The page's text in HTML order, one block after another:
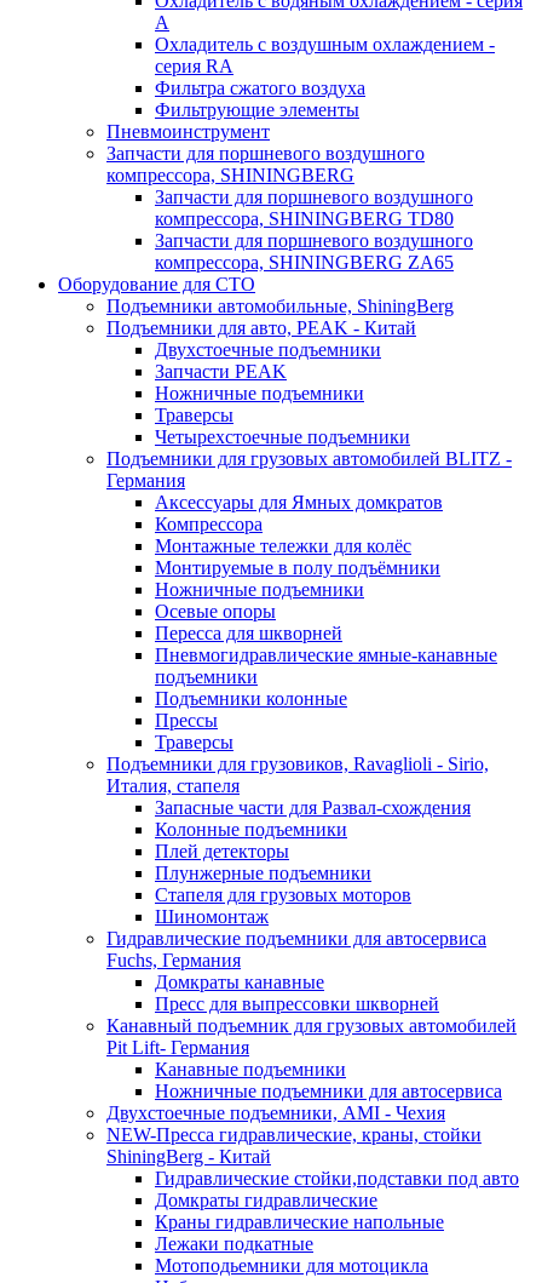
A
Охладитель с воздушным охлаждением -
серия RA
Фильтра сжатого воздуха
Фильтрующие элементы
Пневмоинструмент
Запчасти для поршневого воздушного
компрессора, SHININGBERG
Запчасти для поршневого воздушного
компрессора, SHININGBERG TD80
Запчасти для поршневого воздушного
компрессора, SHININGBERG ZA65
Оборудование для СТО
Подъемники автомобильные, ShiningBerg
Подъемники для авто, PEAK - Китай
Двухстоечные подъемники
Запчасти PEAK
Ножничные подъемники
Траверсы
Четырехстоечные подъемники
Подъемники для грузовых автомобилей BLITZ -
Германия
Аксессуары для Ямных домкратов
Компрессора
Монтажные тележки для колёс
Монтируемые в полу подъёмники
Ножничные подъемники
Осевые опоры
Пересса для шкворней
Пневмогидравлические ямные-канавные
подъемники
Подъемники колонные
Прессы
Траверсы
Подъемники для грузовиков, Ravaglioli - Sirio,
Италия, стапеля
Запасные части для Развал-схождения
Колонные подъемники
Плей детекторы
Плунжерные подъемники
Стапеля для грузовых моторов
Шиномонтаж
Гидравлические подъемники для автосервиса
Fuchs, Германия
Домкраты канавные
Пресс для выпрессовки шкворней
Канавный подъемник для грузовых автомобилей
Pit Lift- Германия
Канавные подъемники
Ножничные подъемники для автосервиса
Двухстоечные подъемники, АМІ - Чехия
NEW-Пресса гидравлические, краны, стойки
ShiningBerg - Китай
Гидравлические стойки,подставки под авто
Домкраты гидравлические
Краны гидравлические напольные
Лежаки подкатные
Мотоподьемники для мотоцикла